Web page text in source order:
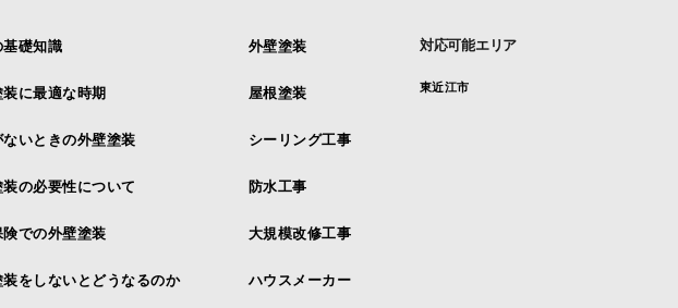
基礎知識
に最適な時期
ないときの外壁塗装
装の必要性について
険での外壁塗装
装をしないとどうなるのか
外壁塗装
屋根塗装
シーリング工事
防水工事
大規模改修工事
ハウスメーカー
対応可能エリア
東近江市